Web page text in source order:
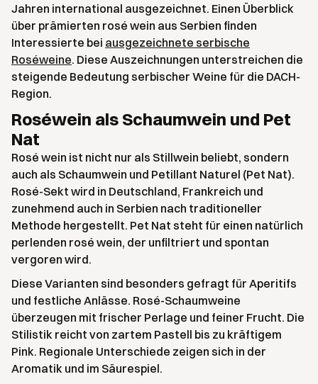
Jahren international ausgezeichnet. Einen Überblick
über prämierten rosé wein aus Serbien finden
Interessierte bei ausgezeichnete serbische
Roséweine. Diese Auszeichnungen unterstreichen die
steigende Bedeutung serbischer Weine für die DACH-
Region.
Roséwein als Schaumwein und Pet
Nat
Rosé wein ist nicht nur als Stillwein beliebt, sondern
auch als Schaumwein und Petillant Naturel (Pet Nat).
Rosé-Sekt wird in Deutschland, Frankreich und
zunehmend auch in Serbien nach traditioneller
Methode hergestellt. Pet Nat steht für einen natürlich
perlenden rosé wein, der unfiltriert und spontan
vergoren wird.
Diese Varianten sind besonders gefragt für Aperitifs
und festliche Anlässe. Rosé-Schaumweine
überzeugen mit frischer Perlage und feiner Frucht. Die
Stilistik reicht von zartem Pastell bis zu kräftigem
Pink. Regionale Unterschiede zeigen sich in der
Aromatik und im Säurespiel.